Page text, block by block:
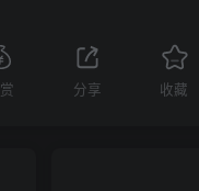
分享 收藏